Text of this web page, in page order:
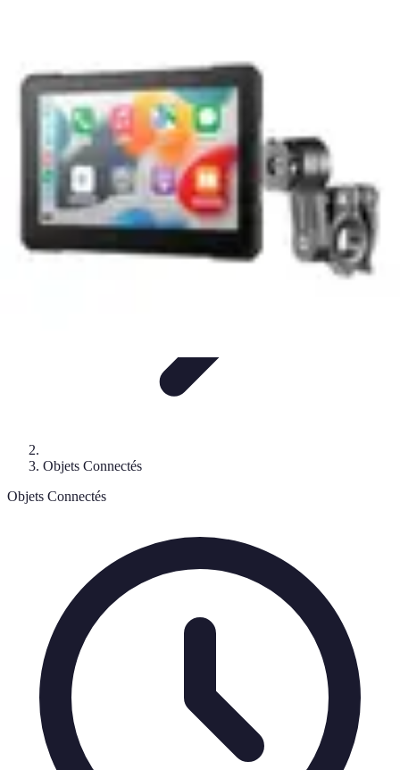
Connect Belgium
Objets Connectés
Objets Connectés